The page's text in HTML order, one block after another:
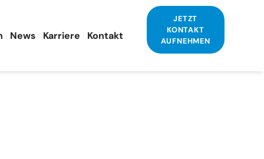
News Karriere Kontakt
JETZT
KONTAKT
AUFNEHMEN